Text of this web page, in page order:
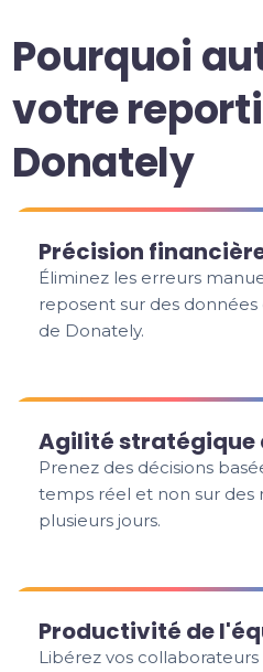
Pourquoi
votre
Donately
Précision
Éliminez les erreurs
reposent sur des
de Donately.
Agilité stratégique
Prenez des décisions
temps réel et non sur des
plusieurs jours.
Productivité de
Libérez vos